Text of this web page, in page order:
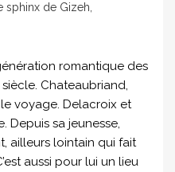
sphinx de Gizeh,
romantique des
siècle. Chateaubriand,
voyage. Delacroix et
Depuis sa jeunesse,
ailleurs lointain qui fait
aussi pour lui un lieu